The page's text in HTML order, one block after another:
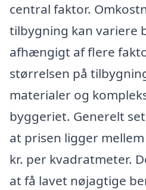
central faktor.
tilbygning kan variere
afhængigt af flere
størrelsen på
materialer og
byggeriet. Generelt
at prisen ligger
kr. per kvadratmeter.
at få lavet nøjagtige